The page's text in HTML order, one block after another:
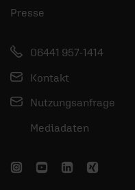
Presse
06441 957-1414
Kontakt
Nutzungsanfrage
Mediadaten